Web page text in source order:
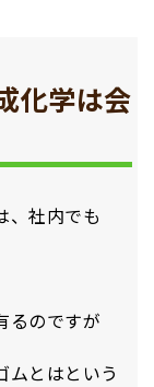
化学は会
、社内でも
るのですが
ムとはという